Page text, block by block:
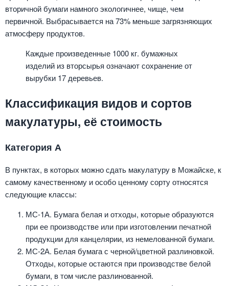
вторичной бумаги намного экологичнее, чище, чем
первичной. Выбрасывается на 73% меньше загрязняющих
атмосферу продуктов.
Каждые произведенные 1000 кг. бумажных
изделий из вторсырья означают сохранение от
вырубки 17 деревьев.
Классификация видов и сортов
макулатуры, её стоимость
Категория А
В пунктах, в которых можно сдать макулатуру в Можайске, к
самому качественному и особо ценному сорту относятся
следующие классы:
МС-1А. Бумага белая и отходы, которые образуются
при ее производстве или при изготовлении печатной
продукции для канцелярии, из немелованной бумаги.
МС-2А. Белая бумага с черной/цветной разлиновкой.
Отходы, которые остаются при производстве белой
бумаги, в том числе разлинованной.